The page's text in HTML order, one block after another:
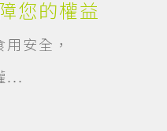
您的權益
安全，
...